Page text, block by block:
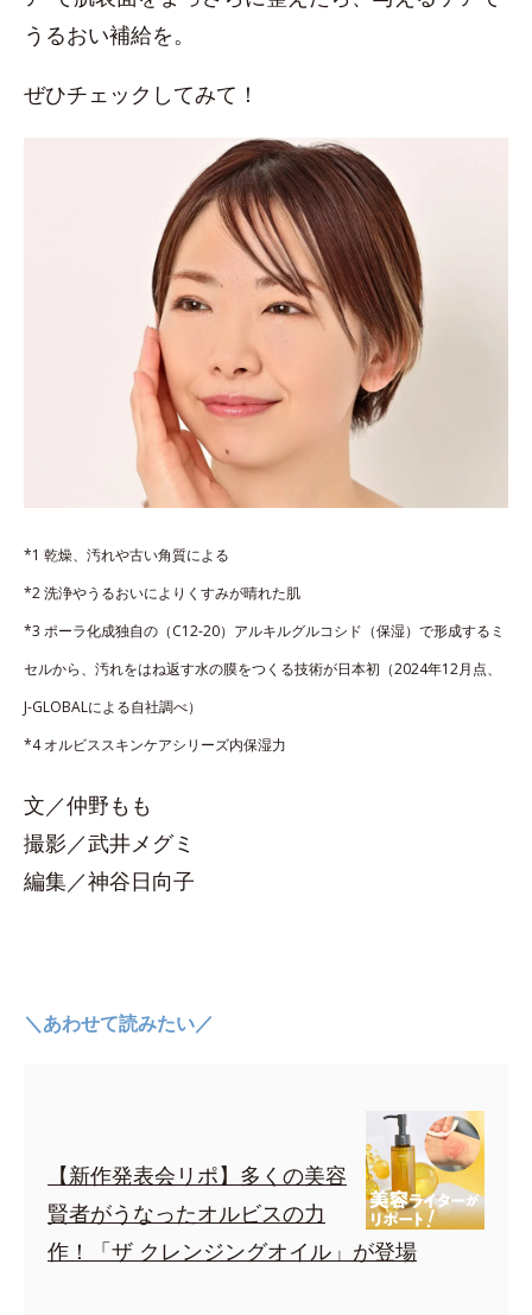
うるおい補給を。
ぜひチェックしてみて！
*1 乾燥、汚れや古い角質による
*2 洗浄やうるおいによりくすみが晴れた肌
*3 ポーラ化成独自の（C12-20）アルキルグルコシド（保湿）で形成するミ
セルから、汚れをはね返す水の膜をつくる技術が日本初（2024年12月点、
J-GLOBALによる自社調べ）
*4 オルビススキンケアシリーズ内保湿力
文／仲野もも
撮影／武井メグミ
編集／神谷日向子
＼あわせて読みたい／
【新作発表会リポ】多くの美容
賢者がうなったオルビスの力
作！「ザ クレンジングオイル」が登場